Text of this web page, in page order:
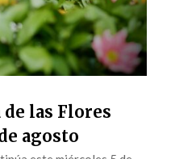
las Flores
agosto